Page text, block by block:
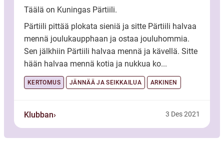
Täälä on Kuningas Pärtiili.
Pärtiili pittää plokata sieniä ja sitte Pärtiili halvaa
mennä joulukaupphaan ja ostaa jouluhommia.
Sen jälkhiin Pärtiili halvaa mennä ja kävellä. Sitte
hään halvaa mennä kotia ja nukkua ko...
KERTOMUS JÄNNÄÄ JA SEIKKAILUA ARKINEN
Klubban 3 Des 2021